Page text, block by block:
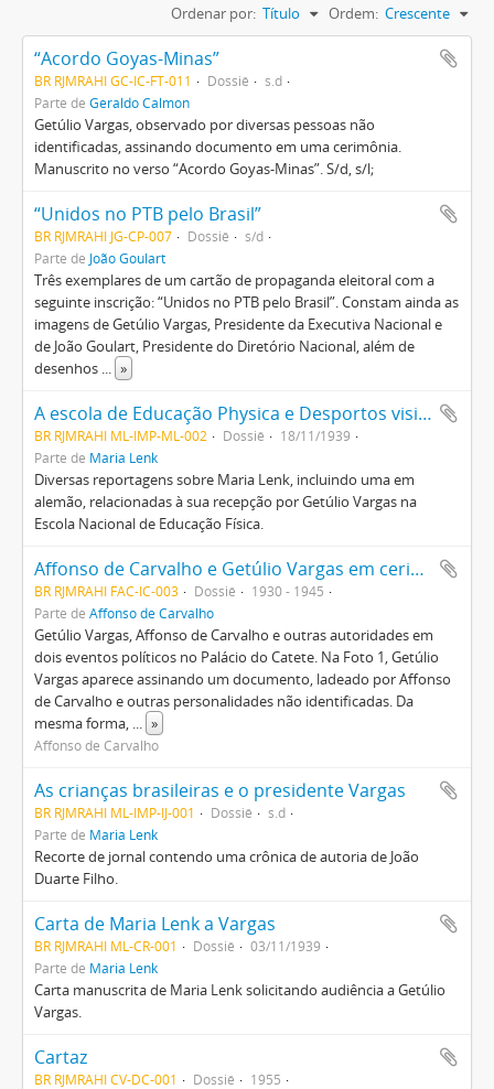
Ordenar por: Título Ordem: Crescente
“Acordo Goyas-Minas”
BR RJMRAHI GC-IC-FT-011 Dossiê
s.d
Parte de Geraldo Calmon
Getúlio Vargas, observado por diversas pessoas não
identificadas, assinando documento em uma cerimônia.
Manuscrito no verso “Acordo Goyas-Minas”. S/d, s/l;
“Unidos no PTB pelo Brasil”
BR RJMRAHI JG-CP-007 Dossiê
s/d
Parte de João Goulart
Três exemplares de um cartão de propaganda eleitoral com a
seguinte inscrição: “Unidos no PTB pelo Brasil”. Constam ainda as
imagens de Getúlio Vargas, Presidente da Executiva Nacional e
de João Goulart, Presidente do Diretório Nacional, além de
desenhos ... »
A escola de Educação Physica e Desportos visita o presidente Vargas.
BR RJMRAHI ML-IMP-ML-002 Dossiê
18/11/1939
Parte de Maria Lenk
Diversas reportagens sobre Maria Lenk, incluindo uma em
alemão, relacionadas à sua recepção por Getúlio Vargas na
Escola Nacional de Educação Física.
Affonso de Carvalho e Getúlio Vargas em cerimônias no Palácio do Catete
BR RJMRAHI FAC-IC-003 Dossiê
1930 - 1945
Parte de Affonso de Carvalho
Getúlio Vargas, Affonso de Carvalho e outras autoridades em
dois eventos políticos no Palácio do Catete. Na Foto 1, Getúlio
Vargas aparece assinando um documento, ladeado por Affonso
de Carvalho e outras personalidades não identificadas. Da
mesma forma, ... »
Affonso de Carvalho
As crianças brasileiras e o presidente Vargas
BR RJMRAHI ML-IMP-IJ-001 Dossiê
s.d
Parte de Maria Lenk
Recorte de jornal contendo uma crônica de autoria de João
Duarte Filho.
Carta de Maria Lenk a Vargas
BR RJMRAHI ML-CR-001 Dossiê
03/11/1939
Parte de Maria Lenk
Carta manuscrita de Maria Lenk solicitando audiência a Getúlio
Vargas.
Cartaz
BR RJMRAHI CV-DC-001 Dossiê
1955